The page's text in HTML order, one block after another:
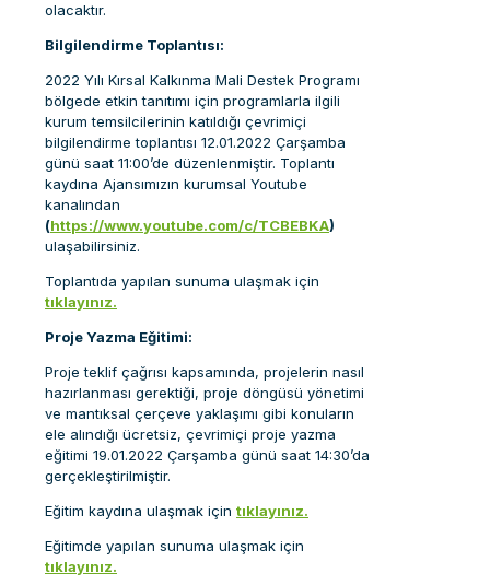
olacaktır.
Bilgilendirme Toplantısı:
2022 Yılı Kırsal Kalkınma Mali Destek Programı
bölgede etkin tanıtımı için programlarla ilgili
kurum temsilcilerinin katıldığı çevrimiçi
bilgilendirme toplantısı 12.01.2022 Çarşamba
günü saat 11:00’de düzenlenmiştir. Toplantı
kaydına Ajansımızın kurumsal Youtube
kanalından
(https://www.youtube.com/c/TCBEBKA)
ulaşabilirsiniz.
Toplantıda yapılan sunuma ulaşmak için
tıklayınız.
Proje Yazma Eğitimi:
Proje teklif çağrısı kapsamında, projelerin nasıl
hazırlanması gerektiği, proje döngüsü yönetimi
ve mantıksal çerçeve yaklaşımı gibi konuların
ele alındığı ücretsiz, çevrimiçi proje yazma
eğitimi 19.01.2022 Çarşamba günü saat 14:30’da
gerçekleştirilmiştir.
Eğitim kaydına ulaşmak için tıklayınız.
Eğitimde yapılan sunuma ulaşmak için
tıklayınız.